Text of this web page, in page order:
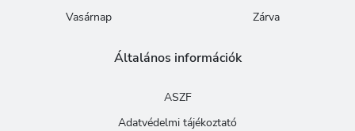
Vasárnap
Zárva
Általános információk
ASZF
Adatvédelmi tájékoztató